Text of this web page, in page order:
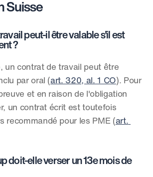
Suisse
peut-il être valable s'il est
?
un contrat de travail peut être
par oral (art. 320, al. 1 CO). Pour
et en raison de l'obligation
un contrat écrit est toutefois
recommandé pour les PME (art.
doit-elle verser un 13e mois de